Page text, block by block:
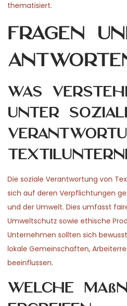
thematisiert.
Fragen
Was
unter
Die soziale Verantwortung von
sich auf deren Verpflichtungen
und der Umwelt. Dies umfasst
Umweltschutz sowie ethische
Unternehmen sollten sich
lokale Gemeinschaften,
beeinflussen.
Welche